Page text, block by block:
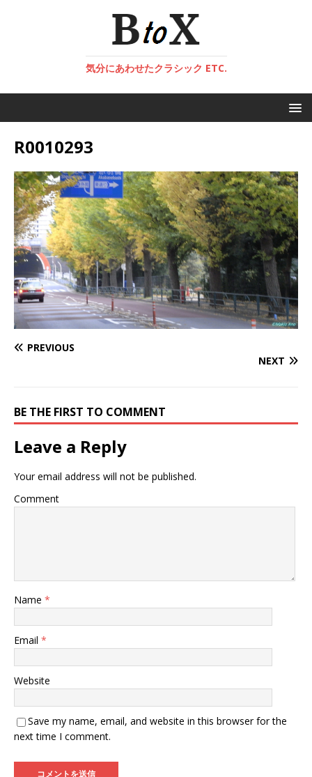
気分にあわせたクラシック ETC.
R0010293
PREVIOUS
NEXT
BE THE FIRST TO COMMENT
Leave a Reply
Your email address will not be published.
Comment
Name *
Email *
Website
Save my name, email, and website in this browser for the
next time I comment.